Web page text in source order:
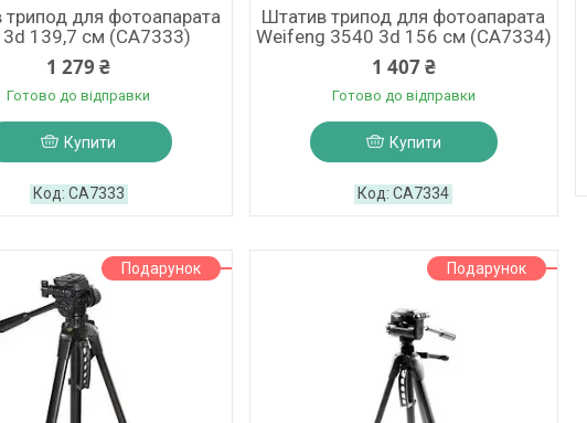
для фотоапарата
3d 139,7 см (CA7333)
1 279 ₴
Готово до відправки
Купити
CA7333
Штатив трипод для фотоапарата
Weifeng 3540 3d 156 см (CA7334)
1 407 ₴
Готово до відправки
Купити
CA7334
Подарунок Подарунок